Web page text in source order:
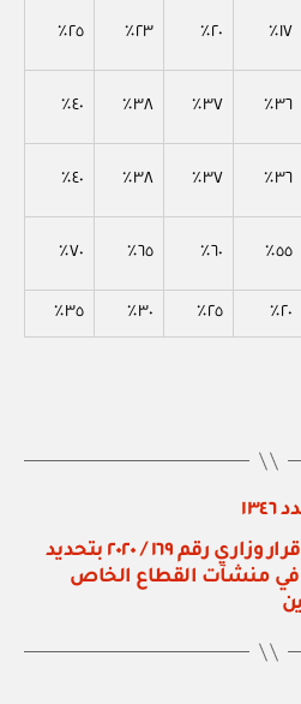
١٧٪ ٢٠٪ ٢٣٪ ٢٥٪
٣٦٪ ٣٧٪ ٣٨٪ ٤٠٪
٣٦٪ ٣٧٪ ٣٨٪ ٤٠٪
٥٥٪ ٦٠٪ ٦٥٪ ٧٠٪
٢٠٪ ٢٥٪ ٣٠٪ ٣٥٪
وزارة القوى العاملة: قرار وزاري رقم ١٦٩ / ٢٠٢٠ بتحديد
في منشآت القطاع الخاص